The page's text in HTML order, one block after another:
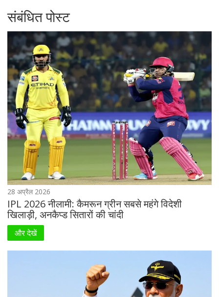
संबंधित पोस्ट
28 अप्रैल 2026
IPL 2026 नीलामी: कैमरून ग्रीन सबसे महंगे विदेशी
खिलाड़ी, अनकैप्ड सितारों की चांदी
और देखें